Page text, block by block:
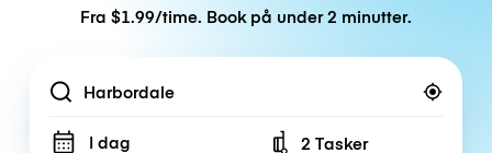
Fra $1.99/time. Book på under 2 minutter.
Location
I dag Number of bags
2 Tasker